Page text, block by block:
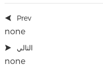
Prev
none
التالي
none